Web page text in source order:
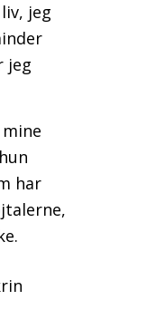
jeg
jeg
har